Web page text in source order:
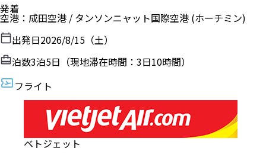
発着
空港 ： 成田空港 / タンソンニャット国際空港 (ホーチミン)
出発日2026/8/15（土）
泊数3泊5日（現地滞在時間： 3日10時間）
フライト
ベトジェット